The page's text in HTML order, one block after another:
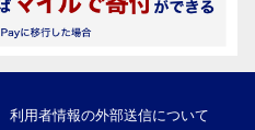
利用者情報の外部送信について